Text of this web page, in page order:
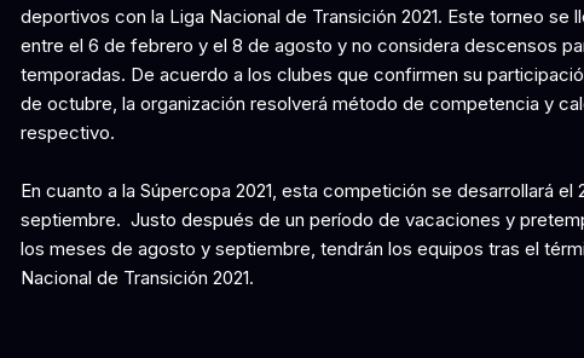
deportivos con la Liga Nacional de Transición 2021. Este torneo se
entre el 6 de febrero y el 8 de agosto y no considera descensos
temporadas. De acuerdo a los clubes que confirmen su
de octubre, la organización resolverá método de competencia y
respectivo.
En cuanto a la Súpercopa 2021, esta competición se desarrollará el
septiembre. Justo después de un período de vacaciones y
los meses de agosto y septiembre, tendrán los equipos tras el
Nacional de Transición 2021.